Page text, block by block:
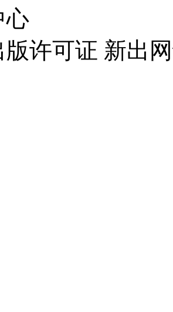
心
许可证 新出